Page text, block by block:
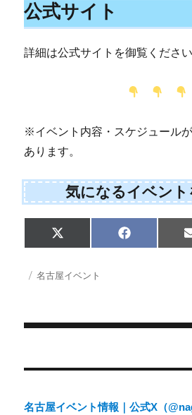
公式サイト
詳細は公式サイトを御覧ください
※イベント内容・スケジュール
あります。
気になるイベン
Share
on
X
(
w
i
r
Share
on
F
a
投 カ
名古屋イベント
稿
名古屋イベント情報｜公式X（